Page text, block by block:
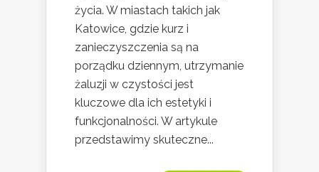
życia. W miastach takich jak
Katowice, gdzie kurz i
zanieczyszczenia są na
porządku dziennym, utrzymanie
żaluzji w czystości jest
kluczowe dla ich estetyki i
funkcjonalności. W artykule
przedstawimy skuteczne...